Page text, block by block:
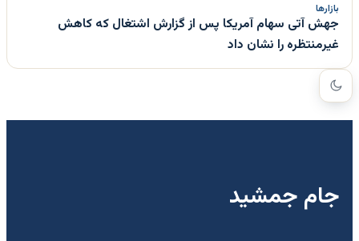
بازارها
جهش آتی سهام آمریکا پس از گزارش اشتغال که کاهش
غیرمنتظره را نشان داد
جام جمشید